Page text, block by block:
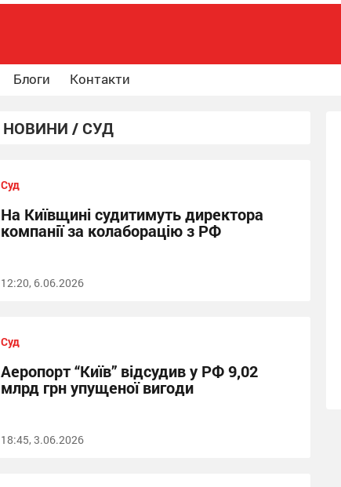
Блоги Контакти
НОВИНИ / СУД
Суд
На Київщині судитимуть директора
компанії за колаборацію з РФ
12:20, 6.06.2026
Суд
Аеропорт “Київ” відсудив у РФ 9,02
млрд грн упущеної вигоди
18:45, 3.06.2026